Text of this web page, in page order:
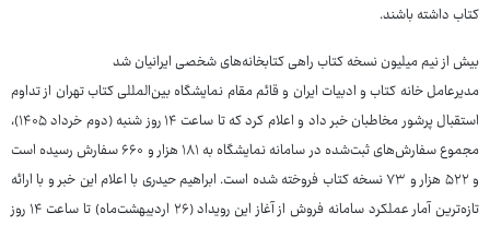
کتاب داشته باشند.
بیش از نیم میلیون نسخه کتاب راهی کتابخانه‌های شخصی ایرانیان شد
مدیرعامل خانه کتاب و ادبیات ایران و قائم مقام نمایشگاه بین‌المللی کتاب تهران از تداوم
استقبال پرشور مخاطبان خبر داد و اعلام کرد که تا ساعت ۱۴ روز شنبه (دوم خرداد ۱۴۰۵)،
مجموع سفارش‌های ثبت‌شده در سامانه نمایشگاه به ۱۸۱ هزار و ۶۶۰ سفارش رسیده است
و ۵۲۲ هزار و ۷۳ نسخه کتاب فروخته شده است. ابراهیم حیدری با اعلام این خبر و با ارائه
تازه‌ترین آمار عملکرد سامانه فروش از آغاز این رویداد (۲۶ اردیبهشت‌ماه) تا ساعت ۱۴ روز